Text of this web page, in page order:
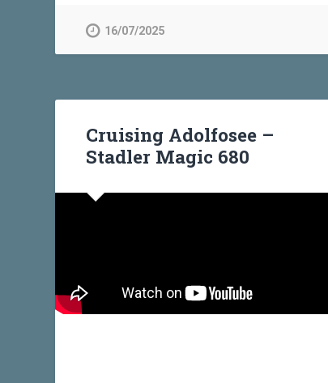
16/07/2025
Cruising Adolfosee –
Stadler Magic 680